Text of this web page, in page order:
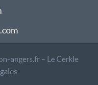
angers.fr – Le Cerkle